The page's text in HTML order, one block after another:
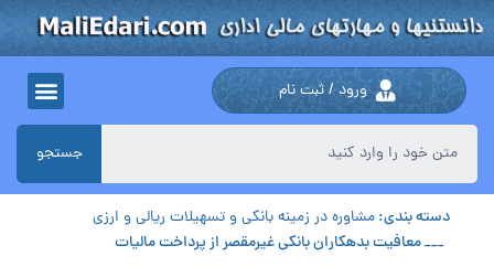
ورود / ثبت نام
جستجو
دسته بندی:مشاوره در زمینه بانکی و تسهیلات ریالی و ارزی
___ معافیت بدهکاران بانکی غیرمقصر از پرداخت مالیات